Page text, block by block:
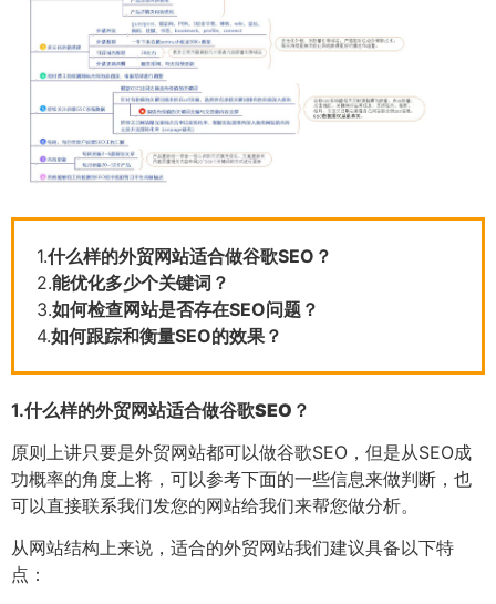
1.什么样的外贸网站适合做谷歌SEO？
2.能优化多少个关键词？
3.如何检查网站是否存在SEO问题？
4.如何跟踪和衡量SEO的效果？
1.什么样的外贸网站适合做谷歌SEO？
原则上讲只要是外贸网站都可以做谷歌SEO，但是从SEO成
功概率的角度上将，可以参考下面的一些信息来做判断，也
可以直接联系我们发您的网站给我们来帮您做分析。
从网站结构上来说，适合的外贸网站我们建议具备以下特
点：